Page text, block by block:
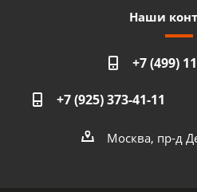
Наши
+7 (499)
+7 (925) 373-41-11
Москва, пр-д